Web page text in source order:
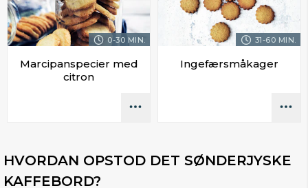
0-30 MIN.
Marcipanspecier med
citron
31-60 MIN.
Ingefærsmåkager
HVORDAN OPSTOD DET SØNDERJYSKE
KAFFEBORD?